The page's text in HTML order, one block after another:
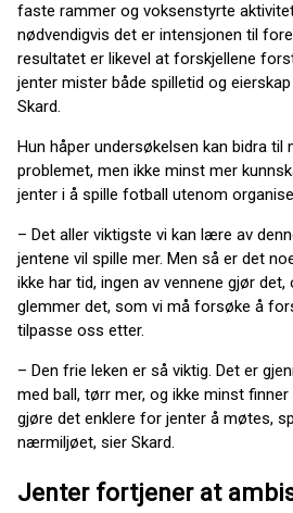
faste rammer og voksenstyrte
nødvendigvis det er intensjonen til
resultatet er likevel at forskjellene
jenter mister både spilletid og
Skard.
Hun håper undersøkelsen kan bidra
problemet, men ikke minst mer
jenter i å spille fotball utenom
– Det aller viktigste vi kan lære av
jentene vil spille mer. Men så er det
ikke har tid, ingen av vennene gjør
glemmer det, som vi må forsøke å
tilpasse oss etter.
– Den frie leken er så viktig. Det er
med ball, tørr mer, og ikke minst
gjøre det enklere for jenter å møtes,
nærmiljøet, sier Skard.
Jenter fortjener at